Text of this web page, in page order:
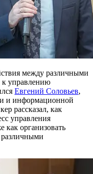
между различными
к управлению
Евгений Соловьев,
и информационной
рассказал, как
управления
как организовать